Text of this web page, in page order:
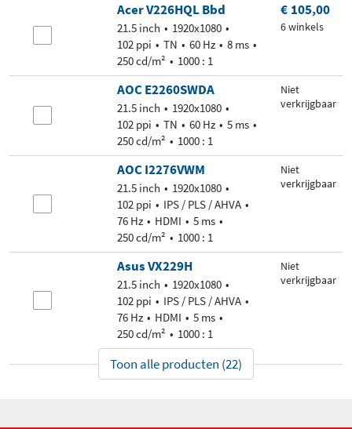
Acer V226HQL Bbd
21.5 inch
1920x1080
102 ppi
TN 60 Hz
8 ms
250 cd/m²
1000 : 1
€ 105,00
6 winkels
AOC E2260SWDA
21.5 inch
1920x1080
102 ppi
TN 60 Hz
5 ms
250 cd/m²
1000 : 1
Niet
verkrijgbaar
AOC I2276VWM
21.5 inch
1920x1080
102 ppi
IPS / PLS / AHVA
76 Hz
HDMI
5 ms
250 cd/m²
1000 : 1
Niet
verkrijgbaar
Asus VX229H
21.5 inch
1920x1080
102 ppi
IPS / PLS / AHVA
76 Hz
HDMI
5 ms
250 cd/m²
1000 : 1
Niet
verkrijgbaar
Toon alle producten (22)